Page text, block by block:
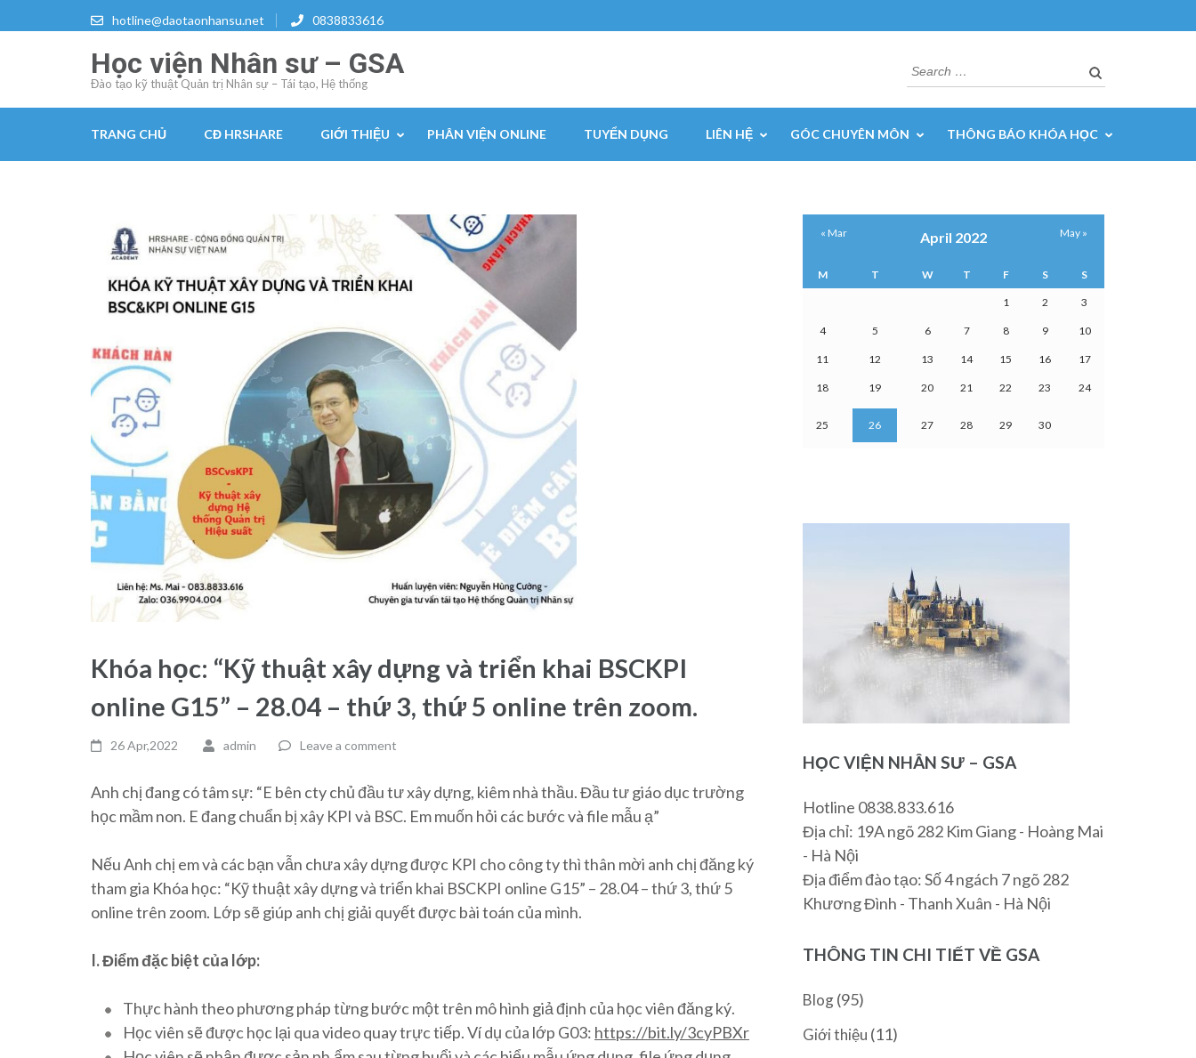
to
Enter)
hotline@daotaonhansu.net 0838833616
Học viện Nhân sư – GSA
Đào tạo kỹ thuật Quản trị Nhân sự – Tái tạo, Hệ thống
Search
for:
TRANG CHỦ CĐ HRSHARE GIỚI THIỆU PHÂN VIỆN ONLINE TUYỂN DỤNG LIÊN HỆ GÓC CHUYÊN MÔN THÔNG BÁO KHÓA HỌC
Khóa học: “Kỹ thuật xây dựng và triển khai BSCKPI
online G15” – 28.04 – thứ 3, thứ 5 online trên zoom.
26 Apr,2022 admin Leave a comment
Anh chị đang có tâm sự: “E bên cty chủ đầu tư xây dựng, kiêm nhà thầu. Đầu tư giáo dục trường
học mầm non. E đang chuẩn bị xây KPI và BSC. Em muốn hỏi các bước và file mẫu ạ”
Nếu Anh chị em và các bạn vẫn chưa xây dựng được KPI cho công ty thì thân mời anh chị đăng ký
tham gia Khóa học: “Kỹ thuật xây dựng và triển khai BSCKPI online G15” – 28.04 – thứ 3, thứ 5
online trên zoom. Lớp sẽ giúp anh chị giải quyết được bài toán của mình.
I. Điểm đặc biệt của lớp:
Thực hành theo phương pháp từng bước một trên mô hình giả định của học viên đăng ký.
Học viên sẽ được học lại qua video quay trực tiếp. Ví dụ của lớp G03: https://bit.ly/3cyPBXr
April 2022
M T W T F S S
1 2 3
4 5 6 7 8 9 10
11 12 13 14 15 16 17
18 19 20 21 22 23 24
25 26 27 28 29 30
« Mar May »
HỌC VIỆN NHÂN SƯ – GSA
Hotline 0838.833.616
Địa chỉ: 19A ngõ 282 Kim Giang - Hoàng Mai
- Hà Nội
Địa điểm đào tạo: Số 4 ngách 7 ngõ 282
Khương Đình - Thanh Xuân - Hà Nội
THÔNG TIN CHI TIẾT VỀ GSA
Blog(95)
Giới thiệu (11)